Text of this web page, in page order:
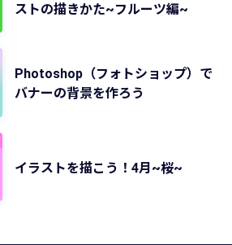
ストの描きかた~フルーツ編~
Photoshop（フォトショップ）で
バナーの背景を作ろう
イラストを描こう！4月~桜~